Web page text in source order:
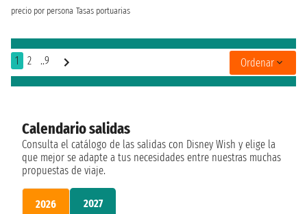
precio por persona Tasas portuarias
1 2 ..9 Ordenar
Calendario salidas
Consulta el catálogo de las salidas con Disney Wish y elige la
que mejor se adapte a tus necesidades entre nuestras muchas
propuestas de viaje.
2026 2027